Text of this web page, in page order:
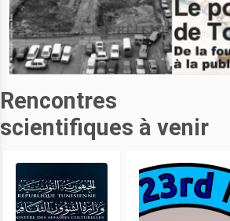
Rencontres
scientifiques à venir